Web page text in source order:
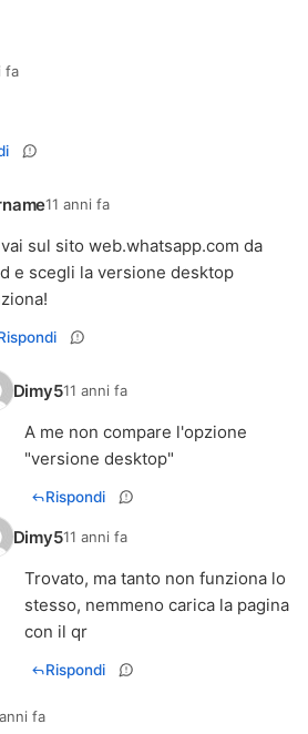
fa
11 anni fa
sul sito web.whatsapp.com da
e scegli la versione desktop
Dimy511 anni fa
A me non compare l'opzione
"versione desktop"
Rispondi
Dimy511 anni fa
Trovato, ma tanto non funziona lo
stesso, nemmeno carica la pagina
con il qr
Rispondi
fa